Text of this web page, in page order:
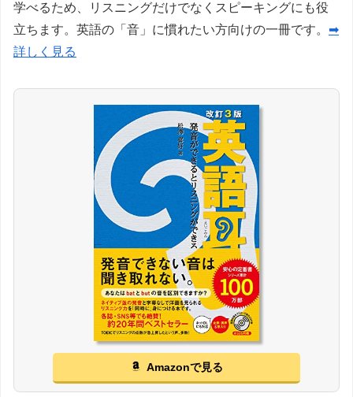
学べるため、リスニングだけでなくスピーキングにも役
立ちます。英語の「音」に慣れたい方向けの一冊です。 ➡
詳しく見る
Amazonで見る